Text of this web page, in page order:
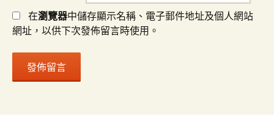
在瀏覽器中儲存顯示名稱、電子郵件地址及個人網站
網址，以供下次發佈留言時使用。